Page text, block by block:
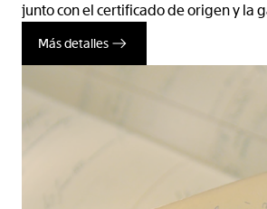
junto con el certificado de origen y la
Más detalles